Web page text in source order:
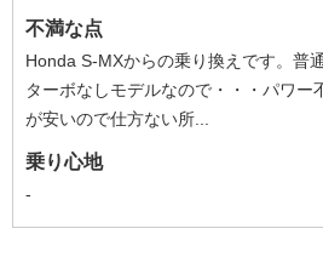
不満な点
Honda S-MXからの乗り換えです。普
ターボなしモデルなので・・・パワー
が安いので仕方ない所...
乗り心地
-